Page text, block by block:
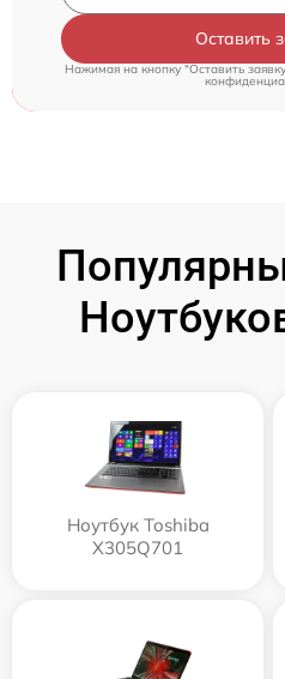
Оставить
Нажимая на кнопку "Оставить
Ноутбук Toshiba
X305Q701